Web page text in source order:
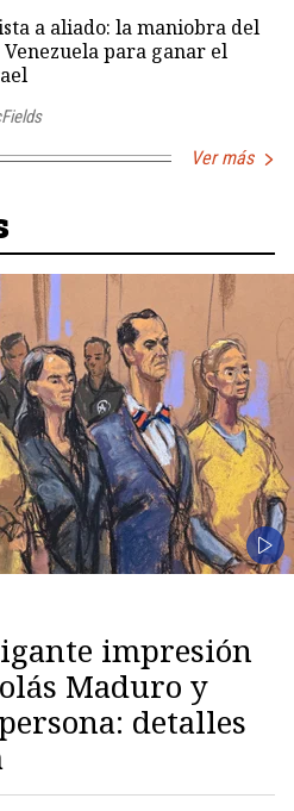
a aliado: la maniobra del
para ganar el
Ver más
impresión
Maduro y
detalles